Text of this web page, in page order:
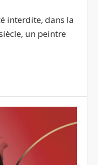
interdite, dans la
un peintre